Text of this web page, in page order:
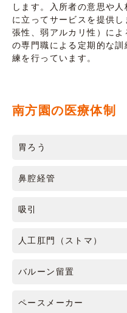
します。入所者の意思や
に立ってサービスを提供し
張性、弱アルカリ性）に
の専門職による定期的な
練を行っています。
南方園の医療体制
胃ろう
鼻腔経管
吸引
人工肛門（ストマ）
バルーン留置
ペースメーカー